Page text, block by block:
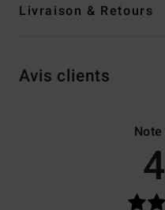
Livraison & Retours
Avis clients